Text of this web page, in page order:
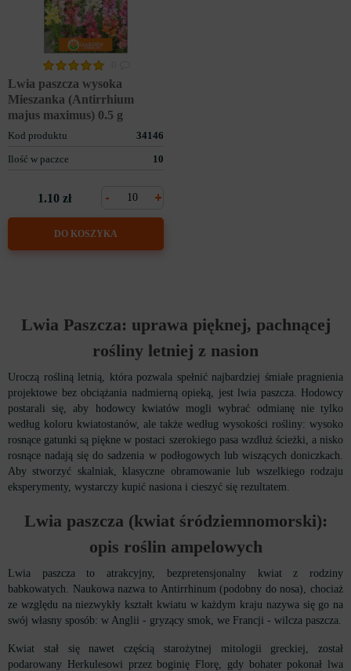
Lwia paszcza wysoka
Mieszanka (Antirrhium
majus maximus) 0.5 g
Kod produktu
34146
Ilość w paczce
10
1.10 zł +
-
DO KOSZYKA
Lwia Paszcza: uprawa pięknej, pachnącej
rośliny letniej z nasion
Uroczą rośliną letnią, która pozwala spełnić najbardziej śmiałe pragnienia
projektowe bez obciążania nadmierną opieką, jest lwia paszcza. Hodowcy
postarali się, aby hodowcy kwiatów mogli wybrać odmianę nie tylko
według koloru kwiatostanów, ale także według wysokości rośliny: wysoko
rosnące gatunki są piękne w postaci szerokiego pasa wzdłuż ścieżki, a nisko
rosnące nadają się do sadzenia w podłogowych lub wiszących doniczkach.
Aby stworzyć skalniak, klasyczne obramowanie lub wszelkiego rodzaju
eksperymenty, wystarczy kupić nasiona i cieszyć się rezultatem.
Lwia paszcza (kwiat śródziemnomorski):
opis roślin ampelowych
Lwia paszcza to atrakcyjny, bezpretensjonalny kwiat z rodziny
babkowatych. Naukowa nazwa to Antirrhinum (podobny do nosa), chociaż
ze względu na niezwykły kształt kwiatu w każdym kraju nazywa się go na
swój własny sposób: w Anglii - gryzący smok, we Francji - wilcza paszcza.
Kwiat stał się nawet częścią starożytnej mitologii greckiej, został
podarowany Herkulesowi przez boginię Florę, gdy bohater pokonał lwa